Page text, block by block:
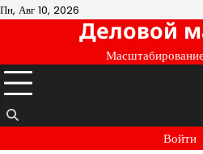
Перейти
Пн, Авг 10, 2026
Деловой
Войти